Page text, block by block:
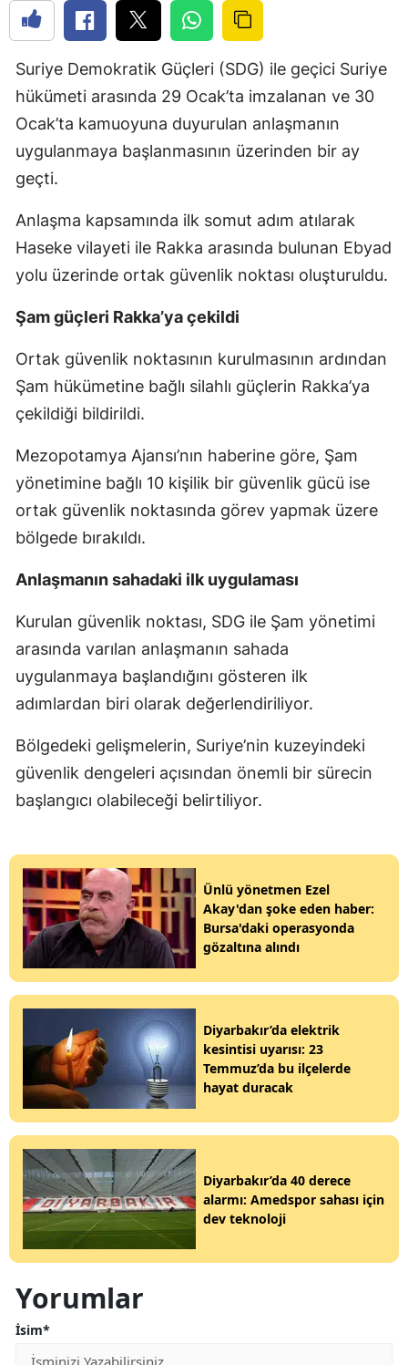
Suriye Demokratik Güçleri (SDG) ile geçici Suriye
hükümeti arasında 29 Ocak’ta imzalanan ve 30
Ocak’ta kamuoyuna duyurulan anlaşmanın
uygulanmaya başlanmasının üzerinden bir ay
geçti.
Anlaşma kapsamında ilk somut adım atılarak
Haseke vilayeti ile Rakka arasında bulunan Ebyad
yolu üzerinde ortak güvenlik noktası oluşturuldu.
Şam güçleri Rakka’ya çekildi
Ortak güvenlik noktasının kurulmasının ardından
Şam hükümetine bağlı silahlı güçlerin Rakka’ya
çekildiği bildirildi.
Mezopotamya Ajansı’nın haberine göre, Şam
yönetimine bağlı 10 kişilik bir güvenlik gücü ise
ortak güvenlik noktasında görev yapmak üzere
bölgede bırakıldı.
Anlaşmanın sahadaki ilk uygulaması
Kurulan güvenlik noktası, SDG ile Şam yönetimi
arasında varılan anlaşmanın sahada
uygulanmaya başlandığını gösteren ilk
adımlardan biri olarak değerlendiriliyor.
Bölgedeki gelişmelerin, Suriye’nin kuzeyindeki
güvenlik dengeleri açısından önemli bir sürecin
başlangıcı olabileceği belirtiliyor.
Ünlü yönetmen Ezel
Akay'dan şoke eden haber:
Bursa'daki operasyonda
gözaltına alındı
Diyarbakır’da elektrik
kesintisi uyarısı: 23
Temmuz’da bu ilçelerde
hayat duracak
Diyarbakır’da 40 derece
alarmı: Amedspor sahası için
dev teknoloji
Yorumlar
İsim*